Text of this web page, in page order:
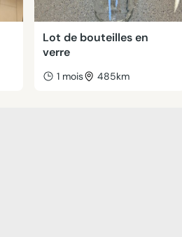
Lot de bouteilles en
verre
1 mois 485km